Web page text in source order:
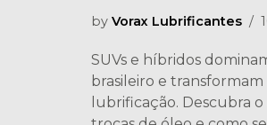
by Vorax Lubrificantes
SUVs e híbridos
brasileiro e transformam
lubrificação. Descubra